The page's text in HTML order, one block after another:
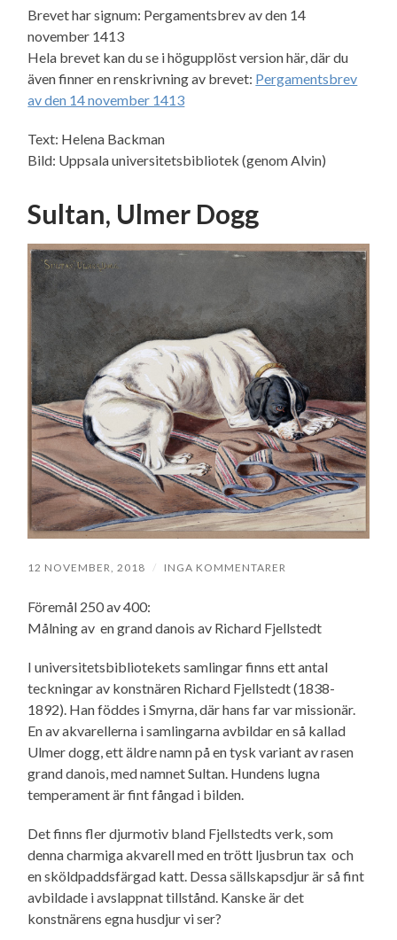
Brevet har signum: Pergamentsbrev av den 14
november 1413
Hela brevet kan du se i högupplöst version här, där du
även finner en renskrivning av brevet: Pergamentsbrev
av den 14 november 1413
Text: Helena Backman
Bild: Uppsala universitetsbibliotek (genom Alvin)
Sultan, Ulmer Dogg
12 NOVEMBER, 2018 / INGA KOMMENTARER
Föremål 250 av 400:
Målning av en grand danois av Richard Fjellstedt
I universitetsbibliotekets samlingar finns ett antal
teckningar av konstnären Richard Fjellstedt (1838-
1892). Han föddes i Smyrna, där hans far var missionär.
En av akvarellerna i samlingarna avbildar en så kallad
Ulmer dogg, ett äldre namn på en tysk variant av rasen
grand danois, med namnet Sultan. Hundens lugna
temperament är fint fångad i bilden.
Det finns fler djurmotiv bland Fjellstedts verk, som
denna charmiga akvarell med en trött ljusbrun tax och
en sköldpaddsfärgad katt. Dessa sällskapsdjur är så fint
avbildade i avslappnat tillstånd. Kanske är det
konstnärens egna husdjur vi ser?